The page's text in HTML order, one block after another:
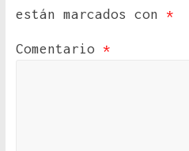
están marcados con *
Comentario *